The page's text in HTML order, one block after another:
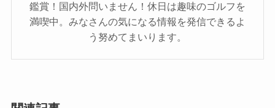
鑑賞！国内外問いません！休日は趣味のゴルフを
満喫中。みなさんの気になる情報を発信できるよ
う努めてまいります。